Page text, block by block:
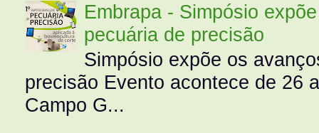
Embrapa - Simpósio
pecuária de precisão
Simpósio expõe os
precisão Evento acontece de 26
Campo G...